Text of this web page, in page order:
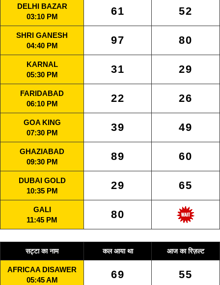
DELHI BAZAR
03:10 PM
61 52
SHRI GANESH
04:40 PM
97 80
KARNAL
05:30 PM
31 29
FARIDABAD
06:10 PM
22 26
GOA KING
07:30 PM
39 49
GHAZIABAD
09:30 PM
89 60
DUBAI GOLD
10:35 PM
29 65
GALI
11:45 PM
80
सट्टा का नाम कल आया था आज का रिज़ल्ट
AFRICAA DISAWER
05:45 AM
69 55